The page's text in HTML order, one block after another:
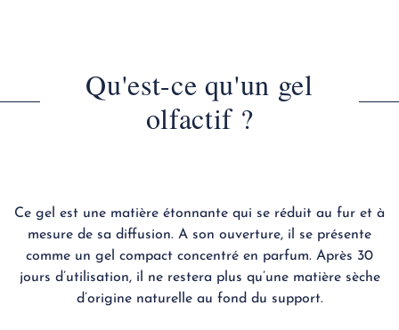
Qu'est-ce qu'un gel
olfactif ?
Ce gel est une matière étonnante qui se réduit au fur et à
mesure de sa diffusion. A son ouverture, il se présente
comme un gel compact concentré en parfum. Après 30
jours d’utilisation, il ne restera plus qu’une matière sèche
d’origine naturelle au fond du support.